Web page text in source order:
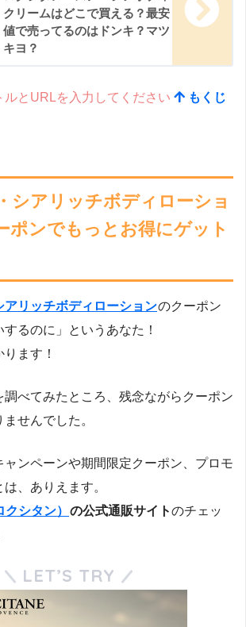
クリームはどこで買える？最安
値で売ってるのはドンキ？マツ
キヨ？
ルとURLを入力してください
もくじ
シアリッチボディローショ
ポンでもっとお得にゲット
アリッチボディローションのクーポン
るのに」というあなた！
ます！
調べてみたところ、残念ながらクーポン
せんでした。
ャンペーンや期間限定クーポン、プロモ
、ありえます。
シタン） の公式通販サイトのチェッ
LET’S TRY